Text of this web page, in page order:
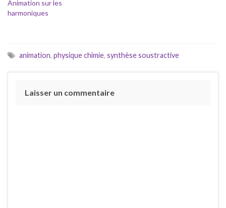
Animation sur les
harmoniques
animation, physique chimie, synthèse soustractive
Laisser un commentaire